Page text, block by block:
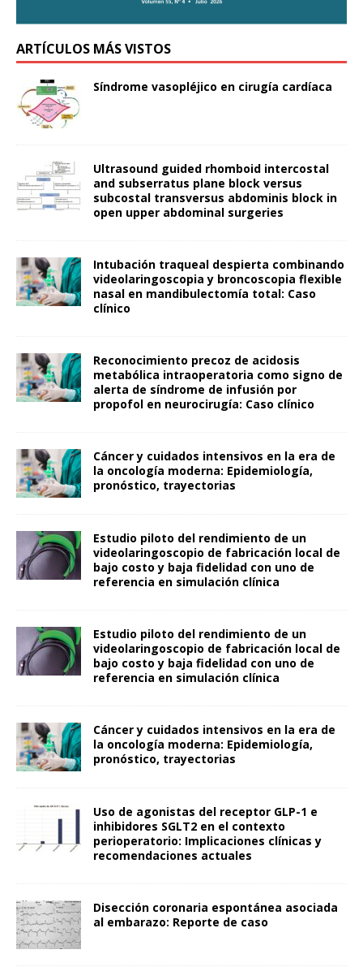
ARTÍCULOS MÁS VISTOS
Síndrome vasopléjico en cirugía cardíaca
Ultrasound guided rhomboid intercostal
and subserratus plane block versus
subcostal transversus abdominis block in
open upper abdominal surgeries
Intubación traqueal despierta combinando
videolaringoscopia y broncoscopia flexible
nasal en mandibulectomía total: Caso
clínico
Reconocimiento precoz de acidosis
metabólica intraoperatoria como signo de
alerta de síndrome de infusión por
propofol en neurocirugía: Caso clínico
Cáncer y cuidados intensivos en la era de
la oncología moderna: Epidemiología,
pronóstico, trayectorias
Estudio piloto del rendimiento de un
videolaringoscopio de fabricación local de
bajo costo y baja fidelidad con uno de
referencia en simulación clínica
Estudio piloto del rendimiento de un
videolaringoscopio de fabricación local de
bajo costo y baja fidelidad con uno de
referencia en simulación clínica
Cáncer y cuidados intensivos en la era de
la oncología moderna: Epidemiología,
pronóstico, trayectorias
Uso de agonistas del receptor GLP-1 e
inhibidores SGLT2 en el contexto
perioperatorio: Implicaciones clínicas y
recomendaciones actuales
Disección coronaria espontánea asociada
al embarazo: Reporte de caso